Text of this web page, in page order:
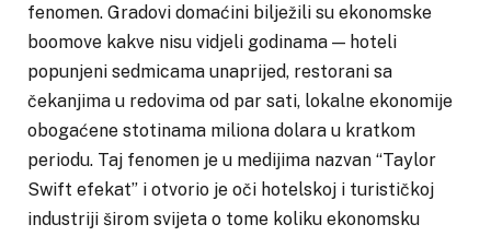
fenomen. Gradovi domaćini bilježili su ekonomske
boomove kakve nisu vidjeli godinama — hoteli
popunjeni sedmicama unaprijed, restorani sa
čekanjima u redovima od par sati, lokalne ekonomije
obogaćene stotinama miliona dolara u kratkom
periodu. Taj fenomen je u medijima nazvan “Taylor
Swift efekat” i otvorio je oči hotelskoj i turističkoj
industriji širom svijeta o tome koliku ekonomsku